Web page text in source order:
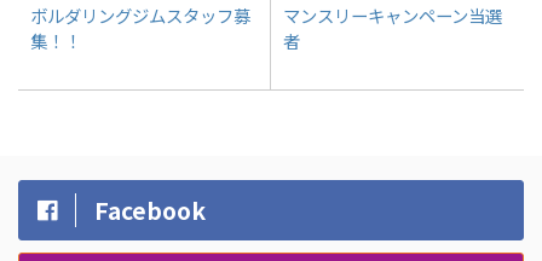
ボルダリングジムスタッフ募
集！！
マンスリーキャンペーン当選
者
Facebook